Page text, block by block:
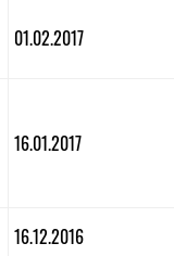
01.02.2017
16.01.2017
16.12.2016